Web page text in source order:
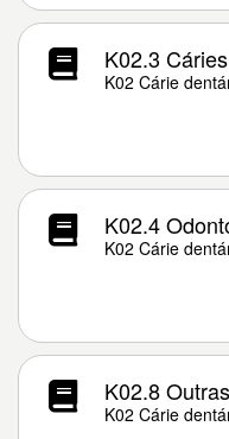
K02.3
K02 Cárie
K02.4
K02 Cárie
K02.8
K02 Cárie